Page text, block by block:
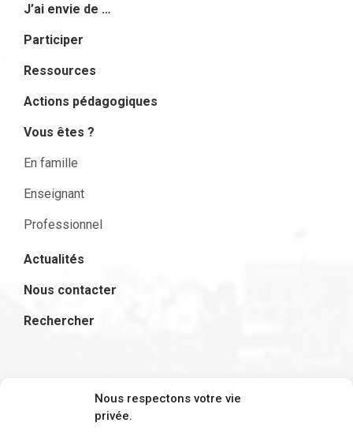
Nous respectons votre vie
privée.
J’ai envie de …
Participer
Ressources
Actions pédagogiques
Vous êtes ?
En famille
Enseignant
Professionnel
Actualités
Nous contacter
Rechercher
S'inscrire à la newsletter